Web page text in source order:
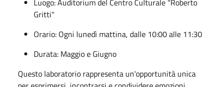
Gritti"
Orario: Ogni lunedì mattina, dalle 10:00 alle 11:30
Durata: Maggio e Giugno
Questo laboratorio rappresenta un'opportunità unica